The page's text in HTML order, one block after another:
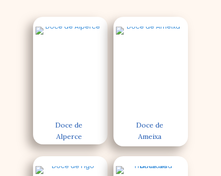
Doce de
Alperce
Doce de
Ameixa